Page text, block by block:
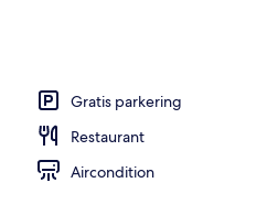
Gratis parkering
Restaurant
Aircondition